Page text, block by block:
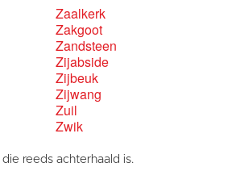
Zaalkerk
Zakgoot
Zandsteen
Zijabside
Zijbeuk
Zijwang
Zuil
Zwik
reeds achterhaald is.